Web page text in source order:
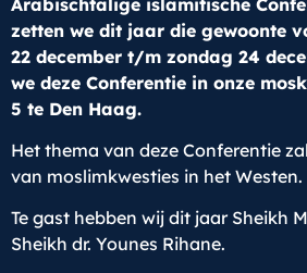
zetten we dit jaar die gewoonte
22 december t/m zondag 24
we deze Conferentie in onze
5 te Den Haag.
Het thema van deze Conferentie
van moslimkwesties in het Westen.
Te gast hebben wij dit jaar Sheikh
Sheikh dr. Younes Rihane.